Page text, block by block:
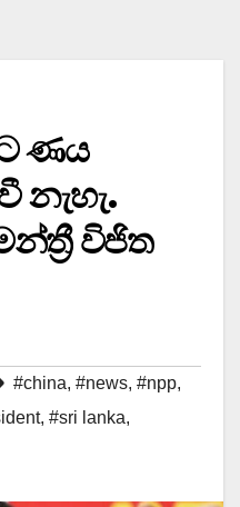
ණය
නැහැ.
විජිත
#china, #news, #npp,
, #sri lanka,